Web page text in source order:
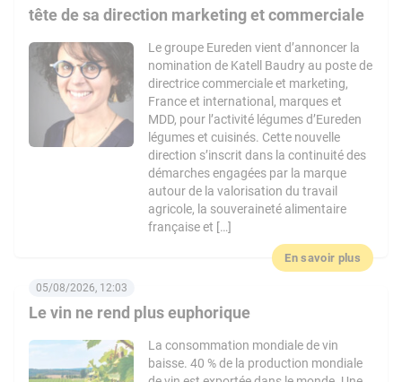
tête de sa direction marketing et commerciale
Le groupe Eureden vient d’annoncer la
nomination de Katell Baudry au poste de
directrice commerciale et marketing,
France et international, marques et
MDD, pour l’activité légumes d’Eureden
légumes et cuisinés. Cette nouvelle
direction s’inscrit dans la continuité des
démarches engagées par la marque
autour de la valorisation du travail
agricole, la souveraineté alimentaire
française et […]
En savoir plus
Le vin ne rend plus euphorique
05/08/2026, 12:03
La consommation mondiale de vin
baisse. 40 % de la production mondiale